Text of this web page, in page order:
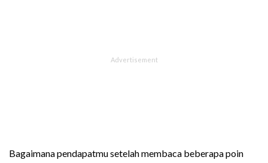
Bagaimana pendapatmu setelah membaca beberapa poin